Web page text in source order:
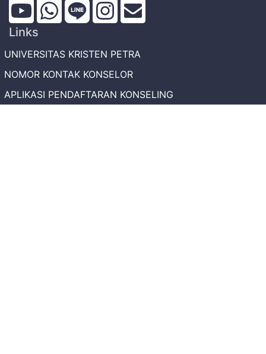
Links
UNIVERSITAS KRISTEN PETRA
NOMOR KONTAK KONSELOR
APLIKASI PENDAFTARAN KONSELING